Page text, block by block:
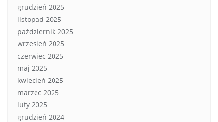
grudzień 2025
listopad 2025
październik 2025
wrzesień 2025
czerwiec 2025
maj 2025
kwiecień 2025
marzec 2025
luty 2025
grudzień 2024